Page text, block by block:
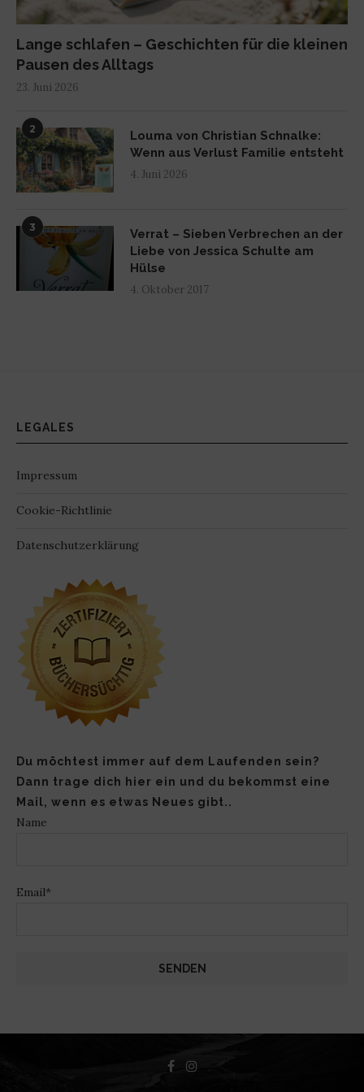
Lange schlafen – Geschichten für die kleinen
Pausen des Alltags
23. Juni 2026
2
Louma von Christian Schnalke:
Wenn aus Verlust Familie entsteht
4. Juni 2026
3
Verrat – Sieben Verbrechen an der
Liebe von Jessica Schulte am
Hülse
4. Oktober 2017
LEGALES
Impressum
Cookie-Richtlinie
Datenschutzerklärung
Du möchtest immer auf dem Laufenden sein?
Dann trage dich hier ein und du bekommst eine
Mail, wenn es etwas Neues gibt..
Name
Email*